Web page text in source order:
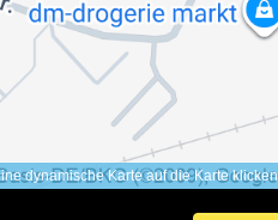
dynamische Karte auf die Karte klicken